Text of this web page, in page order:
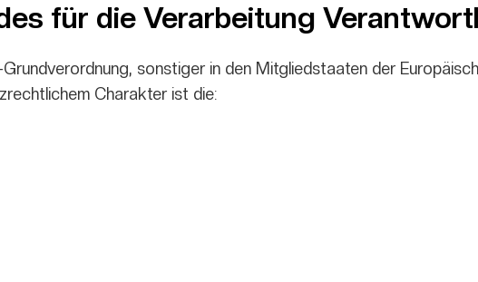
für die Verarbeitung
sonstiger in den Mitgliedstaaten der
Charakter ist die: